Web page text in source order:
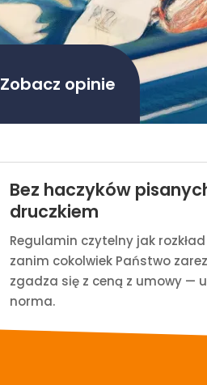
Zobacz opinie
Bez haczyków
druczkiem
Regulamin czytelny jak
zanim cokolwiek Państwo
zgadza się z ceną z umowy —
norma.